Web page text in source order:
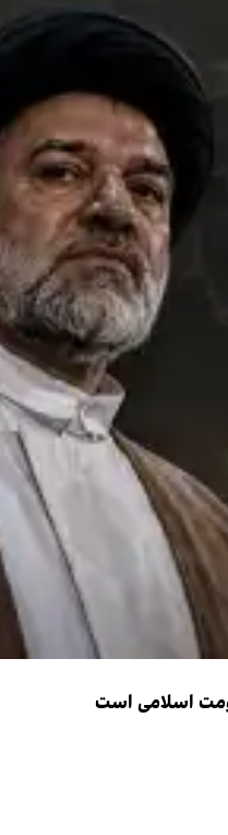
اسلامی است